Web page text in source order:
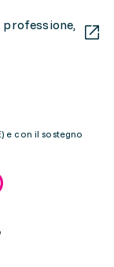
professione,
e con il sostegno